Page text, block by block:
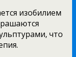
изобилием
что